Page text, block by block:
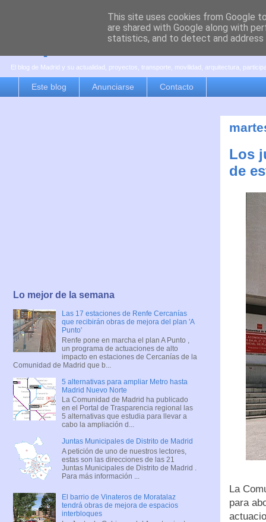
es por madrid
El blog de Madrid y su actualidad, proyectos, transporte, movilidad, arquitectura,
Este blog Anunciarse Contacto
Los
de
La
para
Lo mejor de la semana
Las 17 estaciones de Renfe Cercanías
que recibirán obras de mejora del plan 'A
Punto'
Renfe pone en marcha el plan A Punto ,
un programa de actuaciones de alto
impacto en estaciones de Cercanías de la
Comunidad de Madrid que b...
5 alternativas para ampliar Metro hasta
Madrid Nuevo Norte
La Comunidad de Madrid ha publicado
en el Portal de Trasparencia regional las
5 alternativas que estudia para llevar a
cabo la ampliación d...
Juntas Municipales de Distrito de Madrid
A petición de uno de nuestros lectores,
estas son las direcciones de las 21
Juntas Municipales de Distrito de Madrid .
Para más información ...
El barrio de Vinateros de Moratalaz
tendrá obras de mejora de espacios
interbloques
This site uses cookies from Google
are shared with Google along with
statistics, and to detect and address